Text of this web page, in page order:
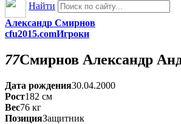
Найти
Александр Смирнов
cfu2015.comИгроки
77Смирнов Александр
Дата рождения30.04.2000
Рост182 см
Вес76 кг
ПозицияЗащитник